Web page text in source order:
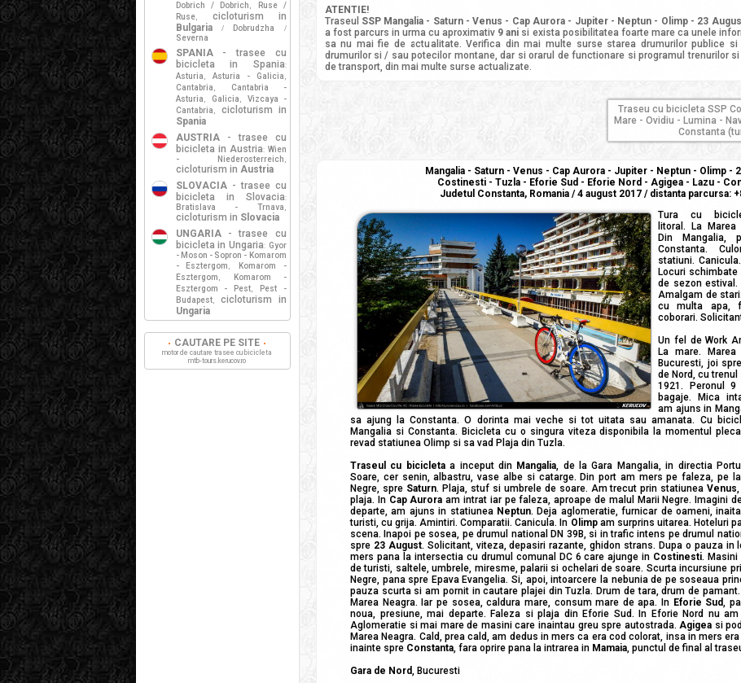
ATENTIE!
Traseul SSP Mangalia - Saturn - Venus - Cap Aurora - Jupiter - Neptun - Olimp - 23
a fost parcurs in urma cu aproximativ 9 ani si exista posibilitatea foarte mare ca unele
sa nu mai fie de actualitate. Verifica din mai multe surse starea drumurilor publice
drumurilor si / sau potecilor montane, dar si orarul de functionare si programul trenurilor
de transport, din mai multe surse actualizate.
Traseu cu bicicleta SSP
Mare - Ovidiu - Lumina -
Constanta
Mangalia - Saturn - Venus - Cap Aurora - Jupiter - Neptun - Olimp -
Costinesti - Tuzla - Eforie Sud - Eforie Nord - Agigea - Lazu -
Judetul Constanta, Romania / 4 august 2017 / distanta parcursa:
Tura cu
litoral. La Marea
Din Mangalia,
Constanta.
statiuni.
Locuri
de sezon
Amalgam de
cu multa apa,
coborari.
Un fel de Work
La mare.
Bucuresti, joi
de Nord, cu trenul
1921. Peronul
bagaje. Mica
am ajuns in
sa ajung la Constanta. O dorinta mai veche si tot uitata sau amanata. Cu
Mangalia si Constanta. Bicicleta cu o singura viteza disponibila la momentul
revad statiunea Olimp si sa vad Plaja din Tuzla.
Traseul cu bicicletaa inceput din Mangalia, de la Gara Mangalia, in directia
Soare, cer senin, albastru, vase albe si catarge. Din port am mers pe faleza, pe
Negre, spre Saturn. Plaja, stuf si umbrele de soare. Am trecut prin statiuneaVenus
plaja. In Cap Aurora am intrat iar pe faleza, aproape de malul Marii Negre. Imagini
departe, am ajuns in statiunea Neptun. Deja aglomeratie, furnicar de oameni,
turisti, cu grija. Amintiri. Comparatii. Canicula. In Olimpam surprins uitarea. Hoteluri
scena. Inapoi pe sosea, pe drumul national DN 39B, si in trafic intens pe drumul
spre 23 August. Solicitant, viteza, depasiri razante, ghidon strans. Dupa o pauza in
mers pana la intersectia cu drumul comunal DC 6 care ajunge in Costinesti. Masini
de turisti, saltele, umbrele, miresme, palarii si ochelari de soare. Scurta incursiune
Negre, pana spre Epava Evangelia. Si, apoi, intoarcere la nebunia de pe soseaua
pauza scurta si am pornit in cautare plajei din Tuzla. Drum de tara, drum de
Marea Neagra. Iar pe sosea, caldura mare, consum mare de apa. In Eforie Sud,
noua, presiune, mai departe. Faleza si plaja din Eforie Sud. In Eforie Nord nu
Aglomeratie si mai mare de masini care inaintau greu spre autostrada.Agigea si
Marea Neagra. Cald, prea cald, am dedus in mers ca era cod colorat, insa in mers
inainte spre Constanta, fara oprire pana la intrarea in Mamaia, punctul de final al
Gara de Nord, Bucuresti
Dobrich / Dobrich ,
Ruse /
Ruse,
cicloturism in
Bulgaria
/ Dobrudzha /
Severna
SPANIA- trasee cu
bicicleta in Spania:
Asturia , Asturia - Galicia ,
Cantabria ,
Cantabria -
Asturia , Galicia ,
Vizcaya -
Cantabria ,
cicloturism in
Spania
AUSTRIA- trasee cu
bicicleta in Austria: Wien
- Niederosterreich ,
cicloturism in Austria
SLOVACIA- trasee cu
bicicleta in Slovacia:
Bratislava - Trnava ,
cicloturism in Slovacia
UNGARIA- trasee cu
bicicleta in Ungaria: Gyor
- Moson - Sopron - Komarom
- Esztergom ,
Komarom -
Esztergom ,
Komarom -
Esztergom - Pest,
Pest -
Budapest,
cicloturism in
Ungaria
CAUTARE PE SITE
motor de cautare trasee cu bicicleta
mtb-tours.kerucov.ro